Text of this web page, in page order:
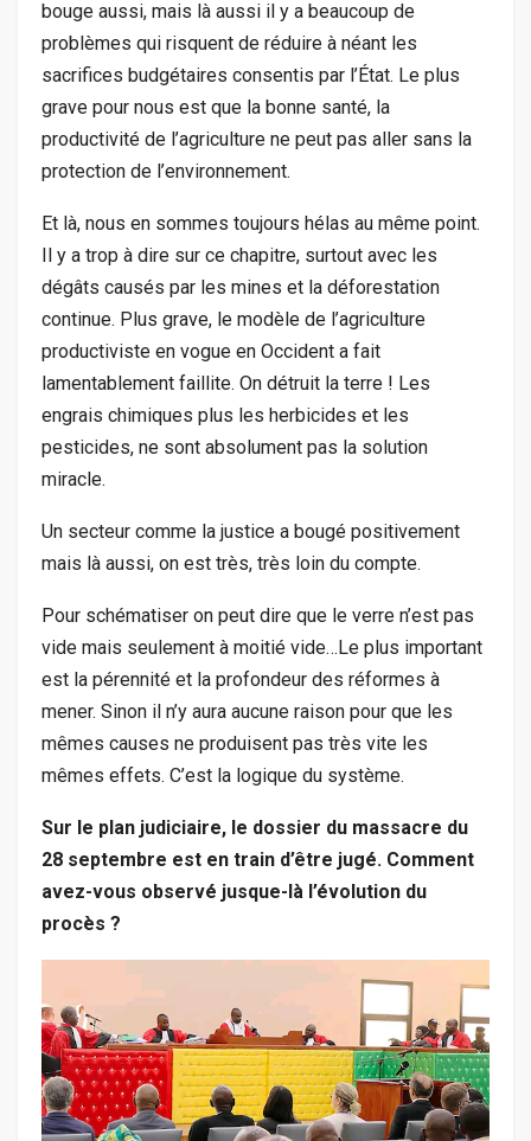
bouge aussi, mais là aussi il y a beaucoup de
problèmes qui risquent de réduire à néant les
sacrifices budgétaires consentis par l’État. Le plus
grave pour nous est que la bonne santé, la
productivité de l’agriculture ne peut pas aller sans la
protection de l’environnement.
Et là, nous en sommes toujours hélas au même point.
Il y a trop à dire sur ce chapitre, surtout avec les
dégâts causés par les mines et la déforestation
continue. Plus grave, le modèle de l’agriculture
productiviste en vogue en Occident a fait
lamentablement faillite. On détruit la terre ! Les
engrais chimiques plus les herbicides et les
pesticides, ne sont absolument pas la solution
miracle.
Un secteur comme la justice a bougé positivement
mais là aussi, on est très, très loin du compte.
Pour schématiser on peut dire que le verre n’est pas
vide mais seulement à moitié vide…Le plus important
est la pérennité et la profondeur des réformes à
mener. Sinon il n’y aura aucune raison pour que les
mêmes causes ne produisent pas très vite les
mêmes effets. C’est la logique du système.
Sur le plan judiciaire, le dossier du massacre du
28 septembre est en train d’être jugé. Comment
avez-vous observé jusque-là l’évolution du
procès ?